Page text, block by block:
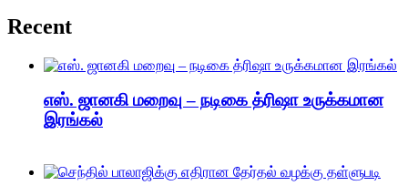
Recent
எஸ். ஜானகி மறைவு – நடிகை த்ரிஷா உருக்கமான
இரங்கல்